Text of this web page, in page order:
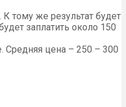
тому же результат будет
заплатить около 150
Средняя цена – 250 – 300